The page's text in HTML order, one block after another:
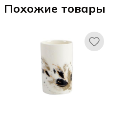
Похожие товары